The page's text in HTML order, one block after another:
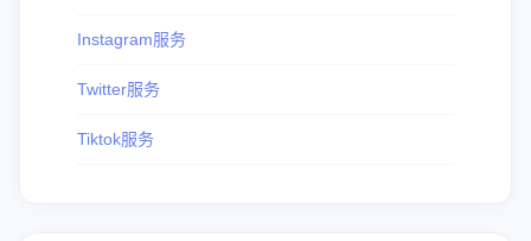
Instagram服务
Twitter服务
Tiktok服务